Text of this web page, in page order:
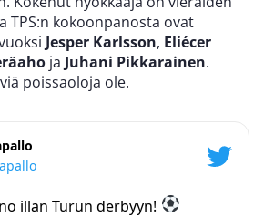
TPS:n kokoonpanosta ovat
Jesper Karlsson, Eliécer
ja Juhani Pikkarainen.
poissaoloja ole.
illan Turun derbyyn!